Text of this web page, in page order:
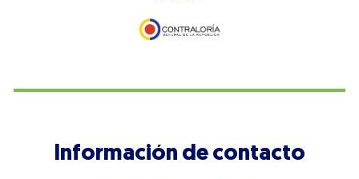
Información de contacto